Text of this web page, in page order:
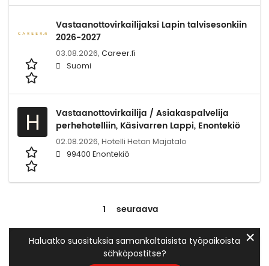
Vastaanottovirkailijaksi Lapin talvisesonkiin
2026-2027
03.08.2026, Career.fi
Suomi
H
Vastaanottovirkailija / Asiakaspalvelija
perhehotelliin, Käsivarren Lappi, Enontekiö
02.08.2026, Hotelli Hetan Majatalo
99400 Enontekiö
1 seuraava
Haluatko suosituksia samankaltaisista työpaikoista
sähköpostitse?
✕